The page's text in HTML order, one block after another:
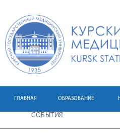
ГЛАВНАЯ ОБРАЗОВАНИЕ
СОБЫТИЯ